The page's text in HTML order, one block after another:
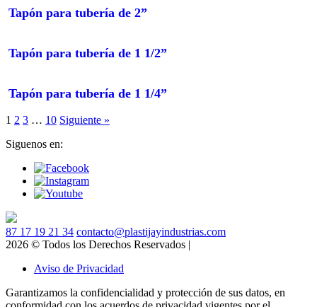
tapón para tubería de 2”
tapón para tubería de 1 1/2”
tapón para tubería de 1 1/4”
1 2 3 … 10 Siguiente »
Siguenos en:
87 17 19 21 34 contacto@plastijayindustrias.com
2026 © Todos los Derechos Reservados |
Aviso de Privacidad
Garantizamos la confidencialidad y protección de sus datos, en